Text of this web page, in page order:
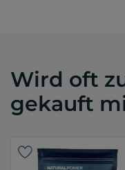
Wird oft
gekauft